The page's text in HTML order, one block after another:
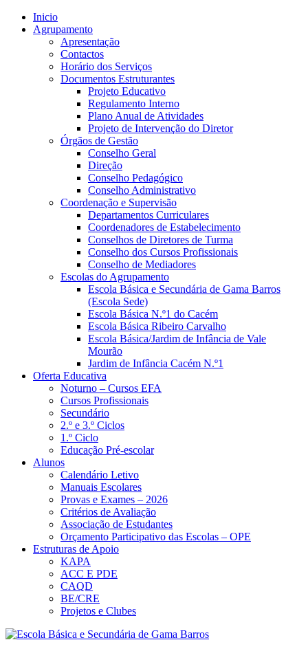
Inicio
Agrupamento
Apresentação
Contactos
Horário dos Serviços
Documentos Estruturantes
Projeto Educativo
Regulamento Interno
Plano Anual de Atividades
Projeto de Intervenção do Diretor
Órgãos de Gestão
Conselho Geral
Direção
Conselho Pedagógico
Conselho Administrativo
Coordenação e Supervisão
Departamentos Curriculares
Coordenadores de Estabelecimento
Conselhos de Diretores de Turma
Conselho dos Cursos Profissionais
Conselho de Mediadores
Escolas do Agrupamento
Escola Básica e Secundária de Gama Barros
(Escola Sede)
Escola Básica N.º1 do Cacém
Escola Básica Ribeiro Carvalho
Escola Básica/Jardim de Infância de Vale
Mourão
Jardim de Infância Cacém N.º1
Oferta Educativa
Noturno – Cursos EFA
Cursos Profissionais
Secundário
2.º e 3.º Ciclos
1.º Ciclo
Educação Pré-escolar
Alunos
Calendário Letivo
Manuais Escolares
Provas e Exames – 2026
Critérios de Avaliação
Associação de Estudantes
Orçamento Participativo das Escolas – OPE
Estruturas de Apoio
KAPA
ACC E PDE
CAQD
BE/CRE
Projetos e Clubes